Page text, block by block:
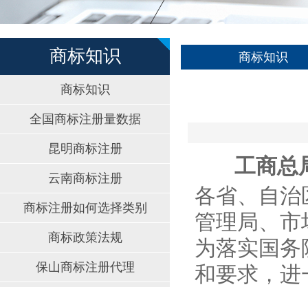
商标知识
商标知识
全国商标注册量数据
昆明商标注册
云南商标注册
商标注册如何选择类别
商标政策法规
保山商标注册代理
商标知识
工商总
各省、自
管理局、
为落实国
和要求，进